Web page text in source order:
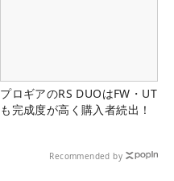
プロギアのRS DUOはFW・UT
も完成度が高く購入者続出！
Recommended by